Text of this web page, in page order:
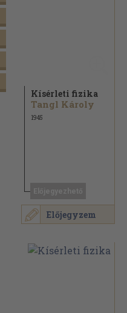
Előjegyzem
Kísérleti fizika
Tangl Károly
1945